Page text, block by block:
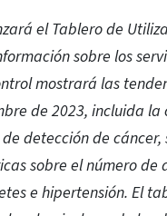
el Tablero de
sobre los
mostrará las
de 2023, incluida
detección de
sobre el número
e hipertensión. El